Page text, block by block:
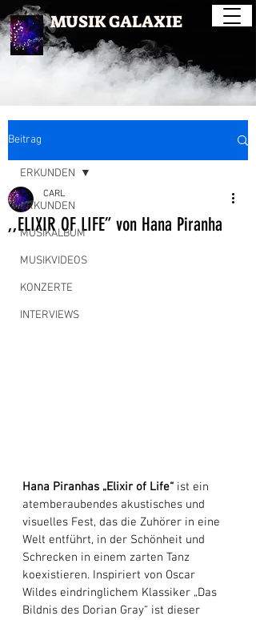
MUSIK GALAXIE
Beitrag
ERKUNDEN
MUSIKALBUM
MUSIKVIDEOS
KONZERTE
INTERVIEWS
ERKUNDEN
,,ELIXIR OF LIFE” von Hana Piranha
CARL
Hana Piranhas „Elixir of Life“ ist ein
atemberaubendes akustisches und
visuelles Fest, das die Zuhörer in eine
Welt entführt, in der Schönheit und
Schrecken in einem zarten Tanz
koexistieren. Inspiriert von Oscar
Wildes eindringlichem Klassiker „Das
Bildnis des Dorian Gray“ ist dieser